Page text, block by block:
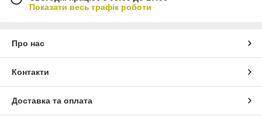
Показати весь графік роботи
Про нас
Контакти
Доставка та оплата